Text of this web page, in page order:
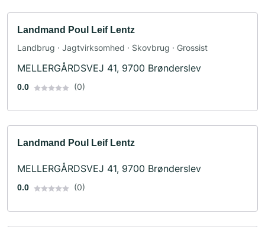
Landmand Poul Leif Lentz
Landbrug · Jagtvirksomhed · Skovbrug · Grossist
MELLERGÅRDSVEJ 41, 9700 Brønderslev
0.0 (0)
Landmand Poul Leif Lentz
MELLERGÅRDSVEJ 41, 9700 Brønderslev
0.0 (0)